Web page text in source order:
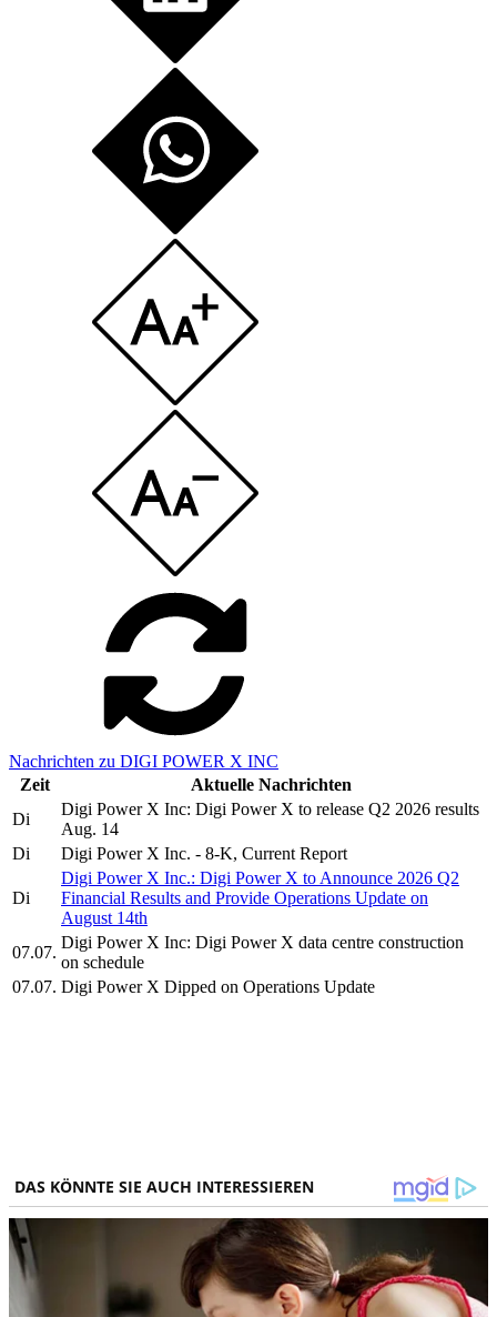
Nachrichten zu DIGI POWER X INC
Zeit
Aktuelle Nachrichten
Di
Digi Power X Inc: Digi Power X to release Q2 2026 results
Aug. 14
Di
Digi Power X Inc. - 8-K, Current Report
Di
Digi Power X Inc.: Digi Power X to Announce 2026 Q2
Financial Results and Provide Operations Update on
August 14th
07.07.
Digi Power X Inc: Digi Power X data centre construction
on schedule
07.07. Digi Power X Dipped on Operations Update